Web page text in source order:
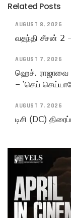
Related Posts
AUGUST 8, 2026
வதந்தி சீசன் 2
AUGUST 7, 2026
ஹெச். ராஜாவை
– ‘செய்
AUGUST 7, 2026
டிசி (DC)